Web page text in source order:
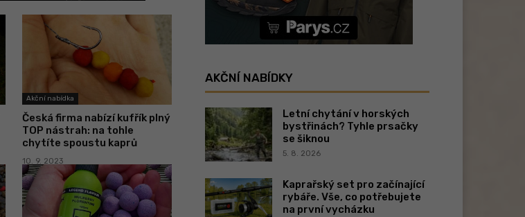
Akční nabídka
Česká firma nabízí kufřík plný
TOP nástrah: na tohle
chytíte spoustu kaprů
10. 9. 2023
AKČNÍ NABÍDKY
Letní chytání v horských
bystřinách? Tyhle prsačky
se šiknou
5. 8. 2026
Kaprařský set pro začínající
rybáře. Vše, co potřebujete
na první vycházku